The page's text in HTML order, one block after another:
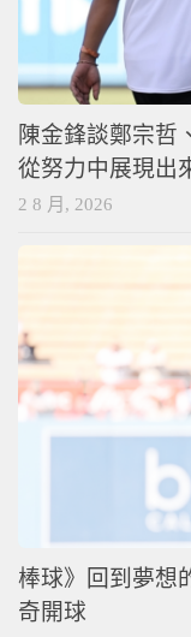
陳金鋒談鄭宗哲
從努力中展現出來
棒球》回到夢想